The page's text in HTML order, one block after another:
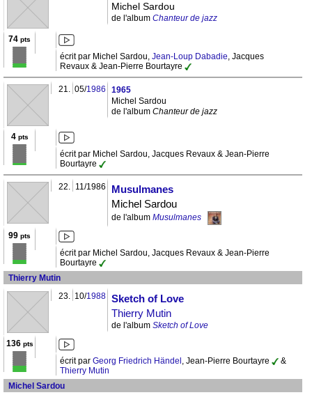
Michel Sardou
de l'album Chanteur de jazz
74 pts
écrit par Michel Sardou, Jean-Loup Dabadie, Jacques
Revaux & Jean-Pierre Bourtayre
21. 05/1986
1965
Michel Sardou
de l'album Chanteur de jazz
4pts
écrit par Michel Sardou, Jacques Revaux & Jean-Pierre
Bourtayre
22. 11/1986
Musulmanes
Michel Sardou
de l'album Musulmanes
99 pts
écrit par Michel Sardou, Jacques Revaux & Jean-Pierre
Bourtayre
Thierry Mutin
23. 10/1988 Sketch of Love
Thierry Mutin
de l'album Sketch of Love
136pts
écrit par Georg Friedrich Händel , Jean-Pierre Bourtayre
&
Thierry Mutin
Michel Sardou